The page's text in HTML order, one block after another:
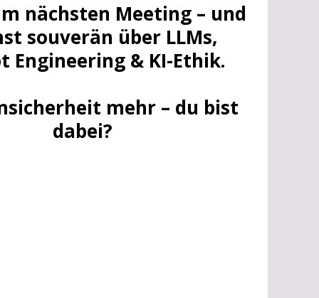
nächsten Meeting – und
souverän über LLMs,
Engineering & KI-Ethik.
mehr – du bist
dabei?